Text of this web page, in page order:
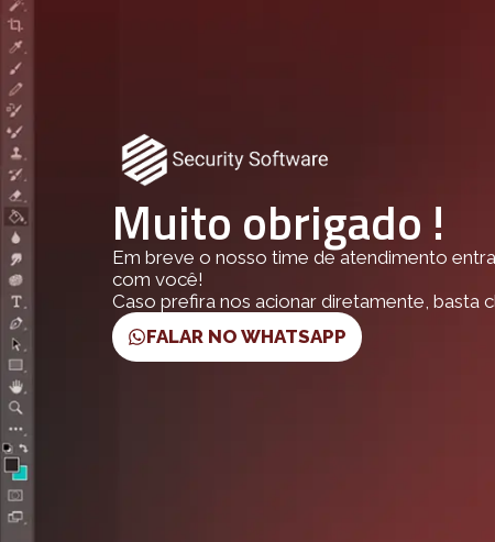
Muito obrigado !
Em breve o nosso time de atendimento
com você!
Caso prefira nos acionar diretamente, basta
FALAR NO WHATSAPP